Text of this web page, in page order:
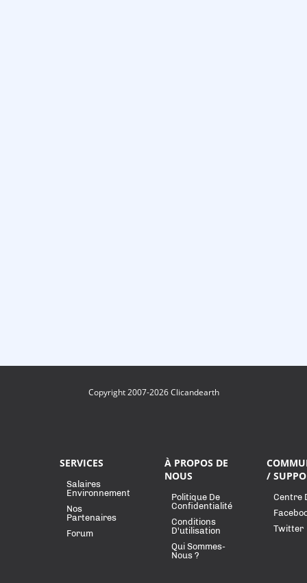
Copyright 2007-2026 Clicandearth
SERVICES
Salaires
Environnement
Nos
Partenaires
Forum
À PROPOS DE
NOUS
Politique De
Confidentialité
Conditions
D'utilisation
Qui Sommes-
Nous ?
/
Centre
Twitter